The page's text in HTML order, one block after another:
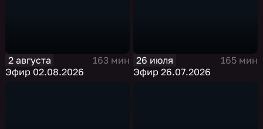
2 августа
163 мин
Эфир 02.08.2026
26 июля
165 мин
Эфир 26.07.2026